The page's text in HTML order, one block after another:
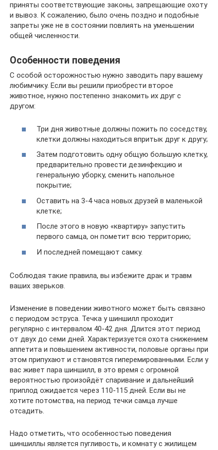
приняты соответствующие законы, запрещающие охоту
и вывоз. К сожалению, было очень поздно и подобные
запреты уже не в состоянии повлиять на уменьшении
общей численности.
Особенности поведения
С особой осторожностью нужно заводить пару вашему
любимчику. Если вы решили приобрести второе
животное, нужно постепенно знакомить их друг с
другом:
Три дня животные должны пожить по соседству,
клетки должны находиться впритык друг к другу;
Затем подготовить одну общую большую клетку,
предварительно провести дезинфекцию и
генеральную уборку, сменить напольное
покрытие;
Оставить на 3-4 часа новых друзей в маленькой
клетке;
После этого в новую «квартиру» запустить
первого самца, он пометит всю территорию;
И последней помещают самку.
Соблюдая такие правила, вы избежите драк и травм
ваших зверьков.
Изменение в поведении животного может быть связано
с периодом эструса. Течка у шиншилл проходит
регулярно с интервалом 40-42 дня. Длится этот период
от двух до семи дней. Характеризуется охота снижением
аппетита и повышением активности, половые органы при
этом припухают и становятся гиперемированными. Если у
вас живет пара шиншилл, в это время с огромной
вероятностью произойдёт спаривание и дальнейший
приплод ожидается через 110-115 дней. Если вы не
хотите потомства, на период течки самца лучше
отсадить.
Надо отметить, что особенностью поведения
шиншиллы является пугливость, и комнату с жилищем